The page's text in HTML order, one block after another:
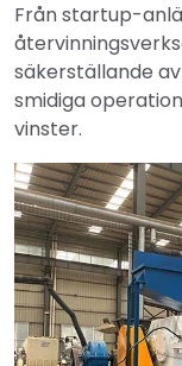
Från startup-
säkerställande
smidiga
vinster.